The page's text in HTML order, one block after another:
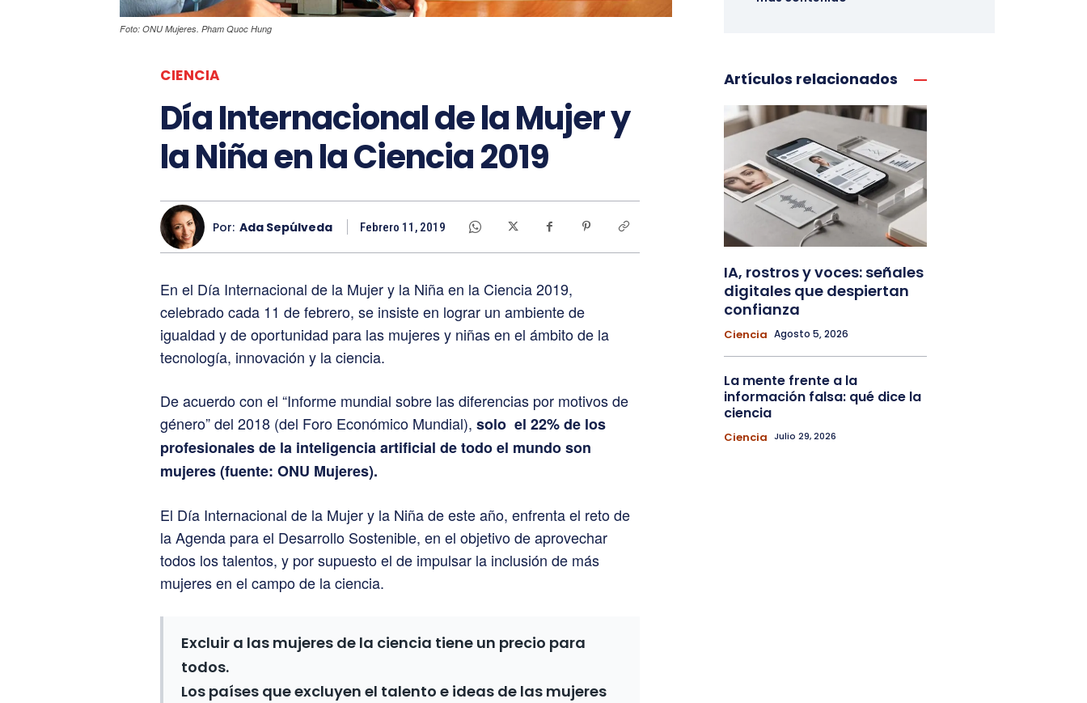
Foto: ONU Mujeres. Pham Quoc Hung
CIENCIA
Día Internacional de la Mujer y
la Niña en la Ciencia 2019
Por: Ada Sepúlveda Febrero 11, 2019
En el Día Internacional de la Mujer y la Niña en la Ciencia 2019,
celebrado cada 11 de febrero, se insiste en lograr un ambiente de
igualdad y de oportunidad para las mujeres y niñas en el ámbito de la
tecnología, innovación y la ciencia.
De acuerdo con el “Informe mundial sobre las diferencias por motivos de
género” del 2018 (del Foro Económico Mundial), solo el 22% de los
profesionales de la inteligencia artificial de todo el mundo son
mujeres (fuente: ONU Mujeres).
El Día Internacional de la Mujer y la Niña de este año, enfrenta el reto de
la Agenda para el Desarrollo Sostenible, en el objetivo de aprovechar
todos los talentos, y por supuesto el de impulsar la inclusión de más
mujeres en el campo de la ciencia.
Excluir a las mujeres de la ciencia tiene un precio para
todos.
Los países que excluyen el talento e ideas de las mujeres
Artículos relacionados
IA, rostros y voces: señales
digitales que despiertan
confianza
Ciencia Agosto 5, 2026
La mente frente a la
información falsa: qué dice la
ciencia
Ciencia Julio 29, 2026